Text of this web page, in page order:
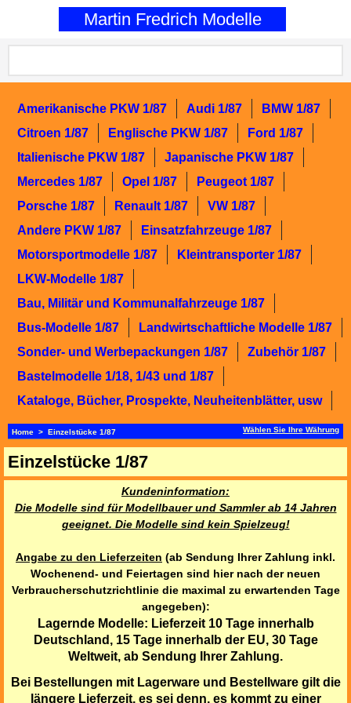
Martin Fredrich Modelle
Amerikanische PKW 1/87 Audi 1/87
BMW 1/87
Citroen 1/87
Englische PKW 1/87
Ford 1/87
Italienische PKW 1/87
Japanische PKW 1/87
Mercedes 1/87
Opel 1/87
Peugeot 1/87
Porsche 1/87
Renault 1/87
VW 1/87
Andere PKW 1/87
Einsatzfahrzeuge 1/87
Motorsportmodelle 1/87
Kleintransporter 1/87
LKW-Modelle 1/87
Bau, Militär und Kommunalfahrzeuge 1/87
Bus-Modelle 1/87
Landwirtschaftliche Modelle 1/87
Sonder- und Werbepackungen 1/87
Zubehör 1/87
Bastelmodelle 1/18, 1/43 und 1/87
Kataloge, Bücher, Prospekte, Neuheitenblätter, usw
Home > Einzelstücke 1/87 Wählen Sie Ihre Währung
Einzelstücke 1/87
Kundeninformation:
Die Modelle sind für Modellbauer und Sammler ab 14 Jahren
geeignet. Die Modelle sind kein Spielzeug!
Angabe zu den Lieferzeiten (ab Sendung Ihrer Zahlung inkl.
Wochenend- und Feiertagen sind hier nach der neuen
Verbraucherschutzrichtlinie die maximal zu erwartenden Tage
angegeben):
Lagernde Modelle: Lieferzeit 10 Tage innerhalb
Deutschland, 15 Tage innerhalb der EU, 30 Tage
Weltweit, ab Sendung Ihrer Zahlung.
Bei Bestellungen mit Lagerware und Bestellware gilt die
längere Lieferzeit, es sei denn, es kommt zu einer